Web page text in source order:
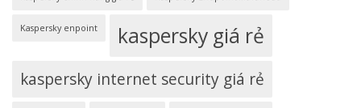
Kaspersky enpoint kaspersky giá rẻ
kaspersky internet security giá rẻ